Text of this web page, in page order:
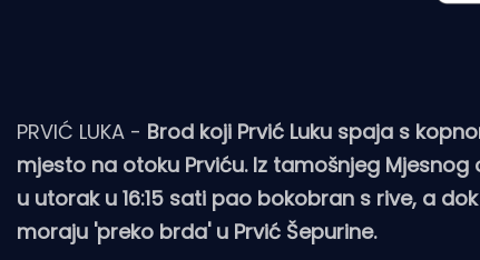
PRVIĆ LUKA - Brod koji Prvić Luku spaja s
mjesto na otoku Prviću. Iz tamošnjeg
u utorak u 16:15 sati pao bokobran s rive, a
moraju 'preko brda' u Prvić Šepurine.